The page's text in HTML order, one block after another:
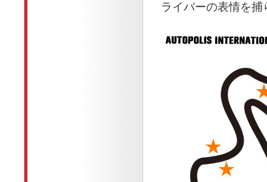
ライバーの表情を